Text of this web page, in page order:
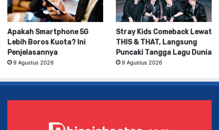
Apakah Smartphone 5G
Lebih Boros Kuota? Ini
Penjelasannya
9 Agustus 2026
Stray Kids Comeback Lewat
THIS & THAT, Langsung
Puncaki Tangga Lagu Dunia
9 Agustus 2026